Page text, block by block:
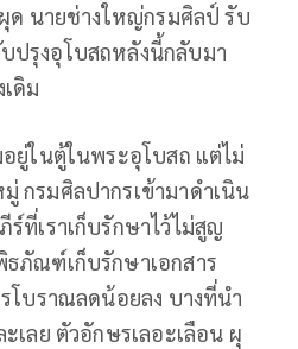
ด นายช่างใหญ่กรมศิลป์ รับ
รุงอุโบสถหลังนี้กลับมา
ดิม
ยู่ในตู้ในพระอุโบสถ แต่ไม่
กรมศิลปากรเข้ามาดำเนิน
ที่เราเก็บรักษาไว้ไม่สูญ
ภัณฑ์เก็บรักษาเอกสาร
โบราณลดน้อยลง บางที่นำ
เลย ตัวอักษรเลอะเลือน ผุ